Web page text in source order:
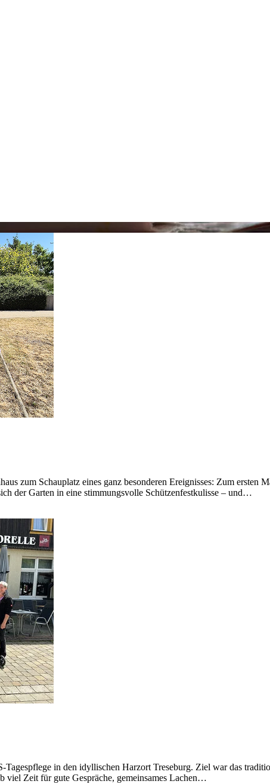
zum Schauplatz eines ganz besonderen Ereignisses: Zum
der Garten in eine stimmungsvolle Schützenfestkulisse – und…
in den idyllischen Harzort Treseburg. Ziel war das
viel Zeit für gute Gespräche, gemeinsames Lachen…